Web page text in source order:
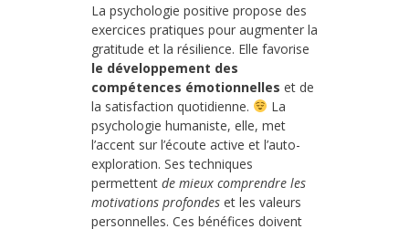
La psychologie positive propose des
exercices pratiques pour augmenter la
gratitude et la résilience. Elle favorise
le développement des
compétences émotionnelles et de
la satisfaction quotidienne.
La
psychologie humaniste, elle, met
l’accent sur l’écoute active et l’auto-
exploration. Ses techniques
permettent de mieux comprendre les
motivations profondes et les valeurs
personnelles. Ces bénéfices doivent